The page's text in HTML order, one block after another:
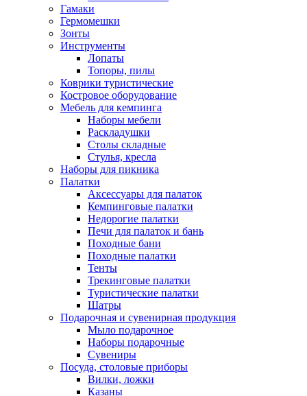
Гамаки
Гермомешки
Зонты
Инструменты
Лопаты
Топоры, пилы
Коврики туристические
Костровое оборудование
Мебель для кемпинга
Наборы мебели
Раскладушки
Столы складные
Стулья, кресла
Наборы для пикника
Палатки
Аксессуары для палаток
Кемпинговые палатки
Недорогие палатки
Печи для палаток и бань
Походные бани
Походные палатки
Тенты
Трекинговые палатки
Туристические палатки
Шатры
Подарочная и сувенирная продукция
Мыло подарочное
Наборы подарочные
Сувениры
Посуда, столовые приборы
Вилки, ложки
Казаны